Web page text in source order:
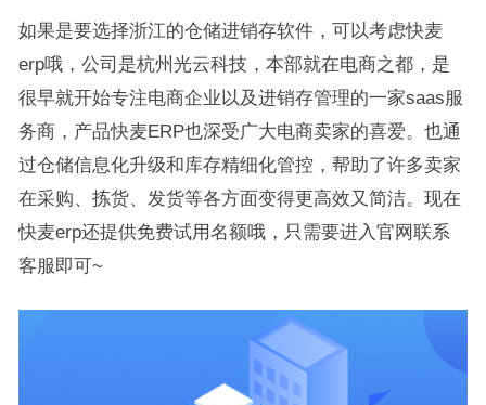
如果是要选择浙江的仓储进销存软件，可以考虑快麦
erp哦，公司是杭州光云科技，本部就在电商之都，是
很早就开始专注电商企业以及进销存管理的一家saas服
务商，产品快麦ERP也深受广大电商卖家的喜爱。也通
过仓储信息化升级和库存精细化管控，帮助了许多卖家
在采购、拣货、发货等各方面变得更高效又简洁。现在
快麦erp还提供免费试用名额哦，只需要进入官网联系
客服即可~